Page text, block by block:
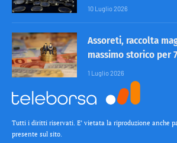
10 Luglio 2026
Assoreti, raccolta
massimo storico per
1 Luglio 2026
Tutti i diritti riservati. E’ vietata la riproduzione anche
presente sul sito.